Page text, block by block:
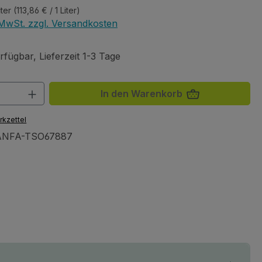
(113,86 € / 1 Liter)
zzgl. Versandkosten
Lieferzeit 1-3 Tage
Anzahl: Gib den gewünschten Wert
In den Warenkorb
TSO67887